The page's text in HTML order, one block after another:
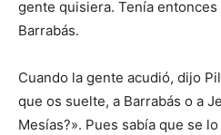
gente quisiera. Tenía
Barrabás.
Cuando la gente acudió, dijo
que os suelte, a Barrabás o a
Mesías?». Pues sabía que se